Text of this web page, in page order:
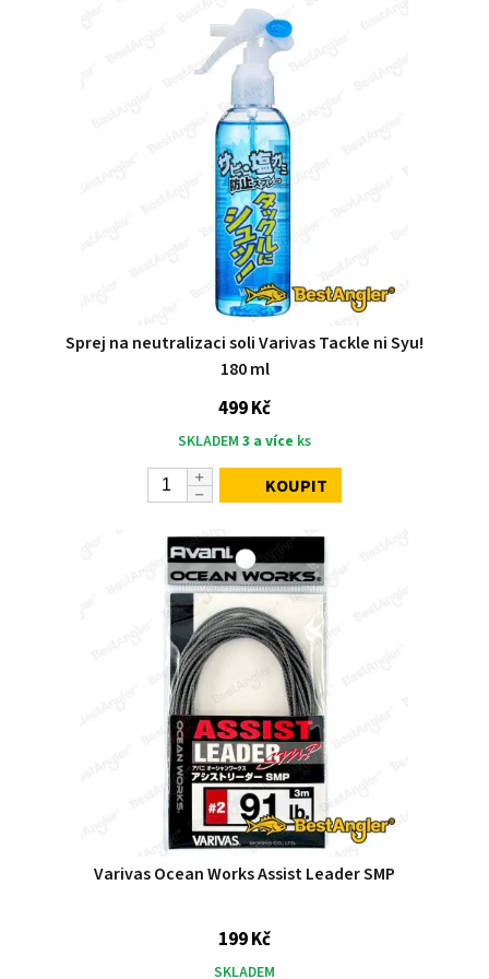
Sprej na neutralizaci soli Varivas Tackle ni Syu!
180 ml
499 Kč
SKLADEM 3 a více ks
KOUPIT
Varivas Ocean Works Assist Leader SMP
199 Kč
SKLADEM